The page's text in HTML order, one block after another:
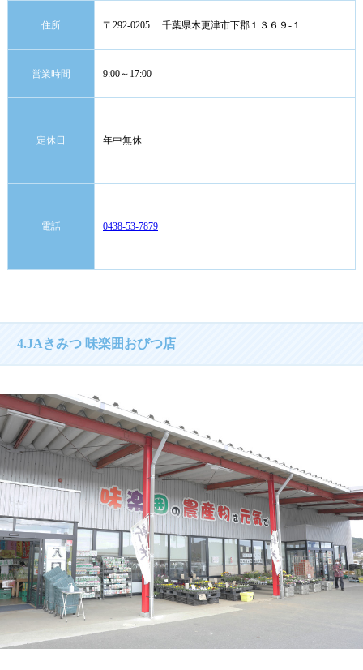
住所 〒292-0205 千葉県木更津市下郡１３６９-１
営業時間 9:00～17:00
定休日 年中無休
電話 0438-53-7879
4.JAきみつ 味楽囲おびつ店